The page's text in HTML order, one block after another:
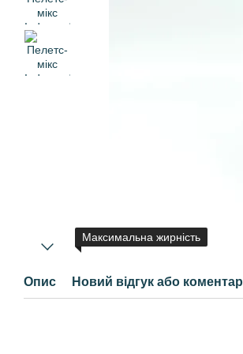
Максимальна жирність
Опис Новий відгук або коментар